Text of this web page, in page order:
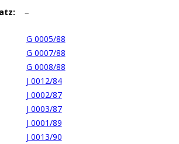
–
G 0005/88
G 0007/88
G 0008/88
J 0012/84
J 0002/87
J 0003/87
J 0001/89
J 0013/90